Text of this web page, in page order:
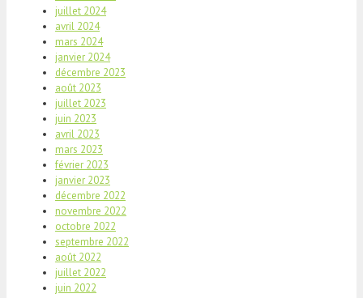
juillet 2024
avril 2024
mars 2024
janvier 2024
décembre 2023
août 2023
juillet 2023
juin 2023
avril 2023
mars 2023
février 2023
janvier 2023
décembre 2022
novembre 2022
octobre 2022
septembre 2022
août 2022
juillet 2022
juin 2022